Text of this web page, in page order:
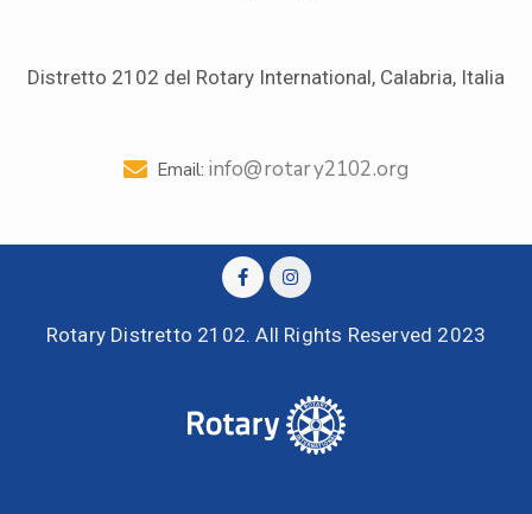
Distretto 2102 del Rotary International, Calabria, Italia
Email: info@rotary2102.org
Rotary Distretto 2102. All Rights Reserved 2023